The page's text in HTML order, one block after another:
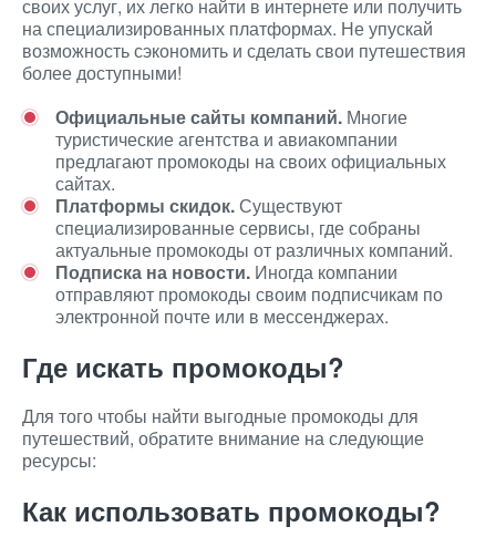
своих услуг, их легко найти в интернете или получить
на специализированных платформах. Не упускай
возможность сэкономить и сделать свои путешествия
более доступными!
Официальные сайты компаний. Многие
туристические агентства и авиакомпании
предлагают промокоды на своих официальных
сайтах.
Платформы скидок.Существуют
специализированные сервисы, где собраны
актуальные промокоды от различных компаний.
Подписка на новости. Иногда компании
отправляют промокоды своим подписчикам по
электронной почте или в мессенджерах.
Где искать промокоды?
Для того чтобы найти выгодные промокоды для
путешествий, обратите внимание на следующие
ресурсы:
Как использовать промокоды?